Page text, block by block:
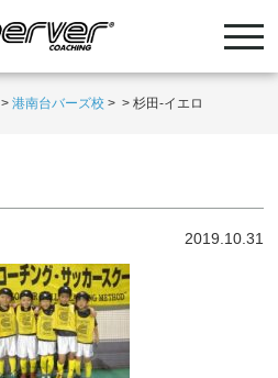
>港南台バーズ校 > >杉田-イエロ
2019.10.31